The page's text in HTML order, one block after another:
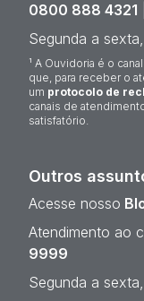
0800 888 4321
Segunda a
¹ A Ouvidoria é o
que, para receber o
um protocolo de
canais de
satisfatório.
Outros
Acesse nosso
Atendimento ao
9999
Segunda a